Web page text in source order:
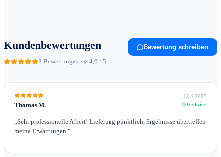
Kundenbewertungen
3 Bewertungen · ⌀ 4,9 / 5
Bewertung schreiben
Thomas M.
12.4.2025
Verifiziert
„Sehr professionelle Arbeit! Lieferung pünktlich, Ergebnisse übertreffen
meine Erwartungen."